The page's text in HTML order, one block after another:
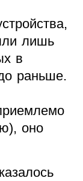
лишь
в
раньше.
оно